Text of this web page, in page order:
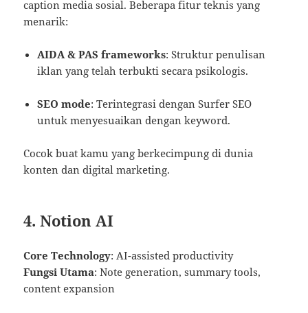
caption media sosial. Beberapa fitur teknis yang
menarik:
AIDA & PAS frameworks: Struktur penulisan
iklan yang telah terbukti secara psikologis.
SEO mode: Terintegrasi dengan Surfer SEO
untuk menyesuaikan dengan keyword.
Cocok buat kamu yang berkecimpung di dunia
konten dan digital marketing.
4. Notion AI
Core Technology: AI-assisted productivity
Fungsi Utama: Note generation, summary tools,
content expansion